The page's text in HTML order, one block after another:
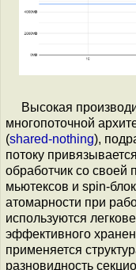
Высокая
многопоточной
(shared-nothing),
потоку
обработчик со
мьютексов и spin-
атомарности при
используются
эффективного
применяется
разновидность